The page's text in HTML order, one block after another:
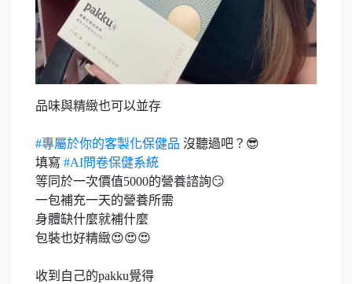
品味與精緻也可以並存
#專屬於你的客製化保健品 沒聽過吧？😎
填寫 #AI問卷保健系統
等同於一次價值5000的營養諮詢😏
一包補充一天的營養所需
身體缺什麼就補什麼
包裝也好精緻😍😍😍
收到自己的pakku覺得